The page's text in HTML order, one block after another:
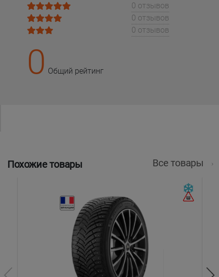
0 отзывов
0 отзывов
0 отзывов
0 Общий рейтинг
Похожие товары Все товары